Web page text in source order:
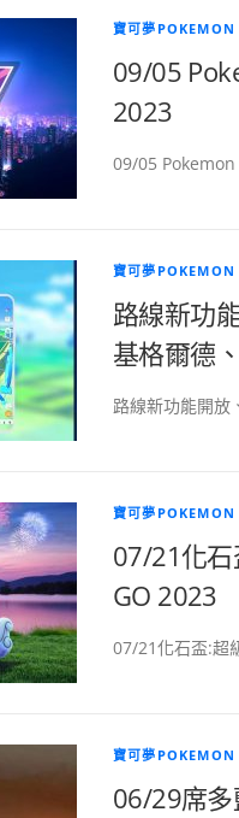
寶可夢POKEMON
09/05
2023
09/05
寶可夢POKEMON
路線新功
基格爾德
路線新功能開放
寶可夢POKEMON
07/21化
GO 2023
07/21化石盃:超
寶可夢POKEMON
06/29席